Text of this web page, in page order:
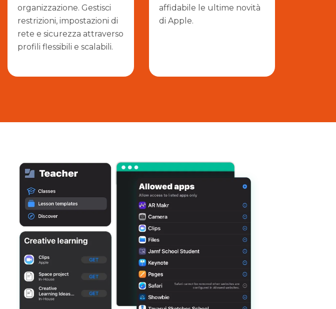
organizzazione. Gestisci
restrizioni, impostazioni di
rete e sicurezza attraverso
profili flessibili e scalabili.
affidabile le ultime novità
di Apple.